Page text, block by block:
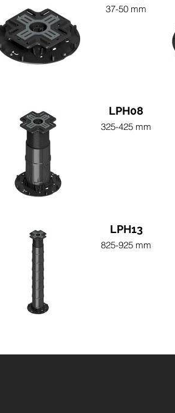
37-50 mm
LPH08
325-425 mm
LPH13
825-925 mm